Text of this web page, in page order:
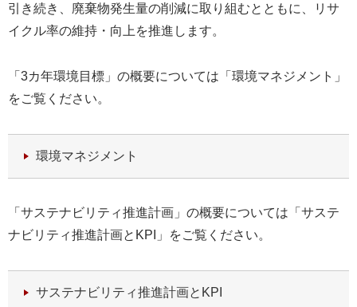
引き続き、廃棄物発生量の削減に取り組むとともに、リサ
イクル率の維持・向上を推進します。
「3カ年環境目標」の概要については「環境マネジメント」
をご覧ください。
環境マネジメント
「サステナビリティ推進計画」の概要については「サステ
ナビリティ推進計画とKPI」をご覧ください。
サステナビリティ推進計画とKPI